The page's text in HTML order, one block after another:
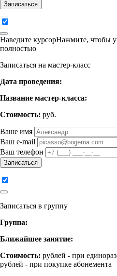
Записаться
Наведите курсорНажмите, чтобы
полностью
Записаться на мастер-класс
Дата проведения:
Название мастер-класса:
Стоимость: руб.
Ваше имя
Ваш e-mail
Ваш телефон
Записаться
Записаться в группу
Группа:
Ближайшее занятие:
Стоимость: рублей - при
рублей - при покупке абонемента